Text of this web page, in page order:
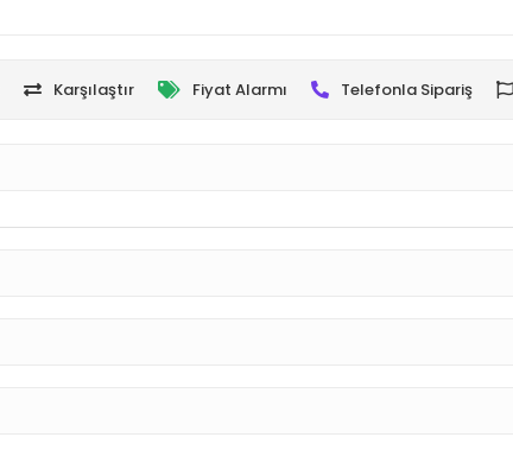
Karşılaştır Fiyat Alarmı Telefonla Sipariş